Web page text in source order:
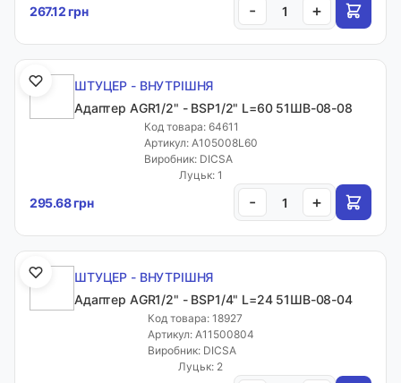
267.12 грн - +
ШТУЦЕР - ВНУТРІШНЯ
Адаптер AGR1/2" - BSP1/2" L=60 51ШВ-08-08
Код товара: 64611
Артикул: A105008L60
Виробник: DICSA
Луцьк: 1
295.68 грн - +
ШТУЦЕР - ВНУТРІШНЯ
Адаптер AGR1/2" - BSP1/4" L=24 51ШВ-08-04
Код товара: 18927
Артикул: A11500804
Виробник: DICSA
Луцьк: 2